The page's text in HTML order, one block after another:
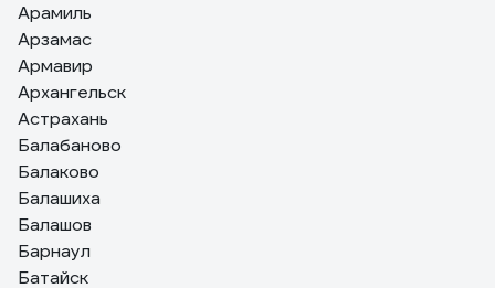
Арамиль
Арзамас
Армавир
Архангельск
Астрахань
Балабаново
Балаково
Балашиха
Балашов
Барнаул
Батайск